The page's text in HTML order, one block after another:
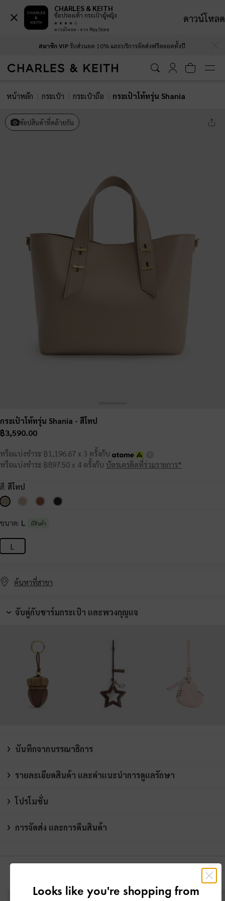
สมาชิก VIPรับส่วนลด 10% และบริการจัดส่งฟรีตลอดทั้งปี
หน้าหลัก กระเป๋า กระเป๋าถือ กระเป๋าโท้ทรุ่น Shania
ช้อปสินค้าที่คล้ายกัน
กระเป๋าโท้ทรุ่น Shania - สีโทป
฿3,590.00
หรือแบ่งชำระ ฿1,196.67 x 3 ครั้งกับ
หรือแบ่งชำระ ฿897.50 x 4 ครั้งกับ บัตรเครดิตที่ร่วมรายการ*
สี: สีโทป
ขนาด: L มีสินค้า
L
ค้นหาที่สาขา
จับคู่กับชาร์มกระเป๋า และพวงกุญแจ
บันทึกจากบรรณาธิการ
รายละเอียดสินค้า และคำแนะนำการดูแลรักษา
โปรโมชั่น
การจัดส่ง และการคืนสินค้า
CHARLES & KEITH
ช้อปรองเท้า กระเป๋าผู้หญิง
ดาวน์โหลด - จาก Play Store
ดาวน์โหลด
Looks like you're shopping from